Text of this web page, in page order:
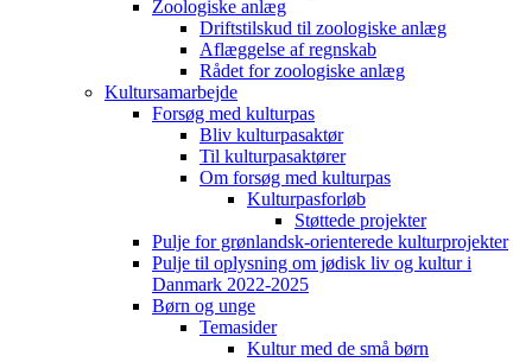
Zoologiske anlæg
Driftstilskud til zoologiske anlæg
Aflæggelse af regnskab
Rådet for zoologiske anlæg
Kultursamarbejde
Forsøg med kulturpas
Bliv kulturpasaktør
Til kulturpasaktører
Om forsøg med kulturpas
Kulturpasforløb
Støttede projekter
Pulje for grønlandsk-orienterede kulturprojekter
Pulje til oplysning om jødisk liv og kultur i
Danmark 2022-2025
Børn og unge
Temasider
Kultur med de små børn